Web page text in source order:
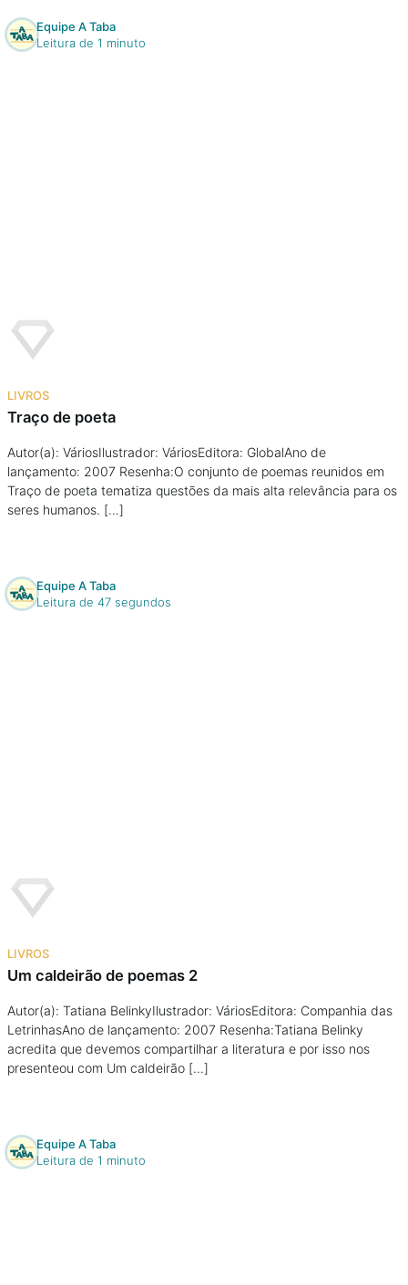
Equipe A Taba
Leitura de 1 minuto
LIVROS
Traço de poeta
Autor(a): VáriosIlustrador: VáriosEditora: GlobalAno de
lançamento: 2007 Resenha:O conjunto de poemas reunidos em
Traço de poeta tematiza questões da mais alta relevância para os
seres humanos. […]
Equipe A Taba
Leitura de 47 segundos
LIVROS
Um caldeirão de poemas 2
Autor(a): Tatiana BelinkyIlustrador: VáriosEditora: Companhia das
LetrinhasAno de lançamento: 2007 Resenha:Tatiana Belinky
acredita que devemos compartilhar a literatura e por isso nos
presenteou com Um caldeirão […]
Equipe A Taba
Leitura de 1 minuto